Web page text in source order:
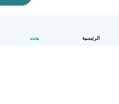
الرئيسية بحث